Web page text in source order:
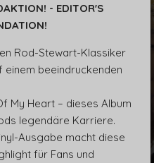
g
s
- EDITOR'S
Rod-Stewart-Klassiker
einem beeindruckenden
My Heart – dieses Album
legendäre Karriere.
Ausgabe macht diese
für Fans und